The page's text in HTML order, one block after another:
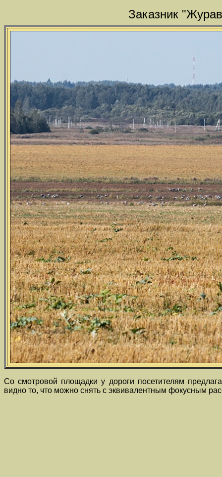
Заказник
Со смотровой площадки у дороги посетителям
видно то, что можно снять с эквивалентным фокусным